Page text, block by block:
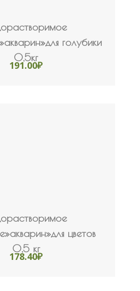
голубики
0,5кг
191.00₽
цветов
0,5 кг
178.40₽